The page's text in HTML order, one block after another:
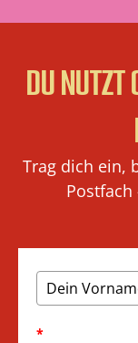
DU NUTZT
Trag dich ein,
*